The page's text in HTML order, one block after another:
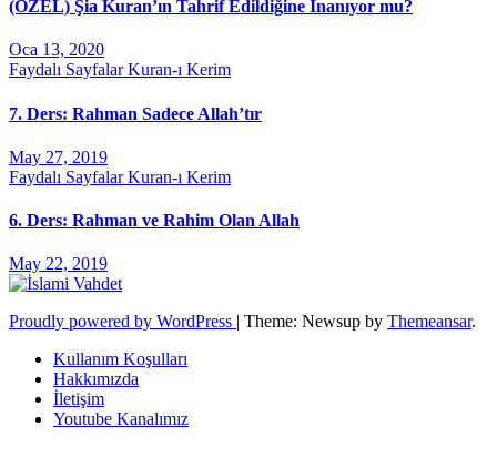
(ÖZEL) Şia Kuran’ın Tahrif Edildiğine İnanıyor mu?
Oca 13, 2020
Faydalı SayfalarKuran-ı Kerim
7. Ders: Rahman Sadece Allah’tır
May 27, 2019
Faydalı SayfalarKuran-ı Kerim
6. Ders: Rahman ve Rahim Olan Allah
May 22, 2019
Proudly powered by WordPress | Theme: Newsup by Themeansar.
Kullanım Koşulları
Hakkımızda
İletişim
Youtube Kanalımız